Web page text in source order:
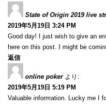
State of Origin 2019 live
2019年5月19日 3:24 PM
Good day! I just wish to give an
here on this post. I might be
返信
online poker より:
2019年5月19日 5:19 PM
Valuable information. Lucky me I